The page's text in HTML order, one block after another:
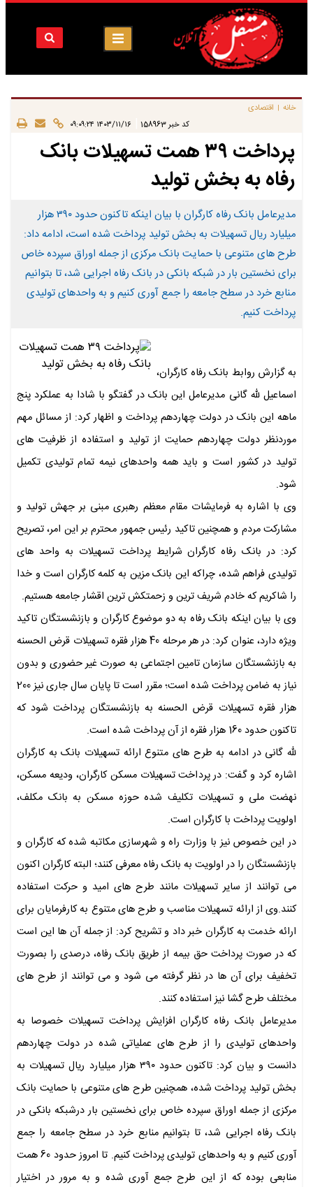
خانه | اقتصادی
کد خبر 158963 ۱۴۰۳/۱۱/۱۶ ۰۹:۰۹:۲۴
پرداخت ۳۹ همت تسهیلات بانک
رفاه به بخش تولید
مدیرعامل بانک رفاه کارگران با بیان اینکه تاکنون حدود ۳۹۰ هزار
میلیارد ریال تسهیلات به بخش تولید پرداخت شده است، ادامه داد:‌
طرح های متنوعی با حمایت بانک مرکزی از جمله اوراق سپرده خاص
برای نخستین بار در شبکه بانکی در بانک رفاه اجرایی شد، تا بتوانیم
منابع خرد در سطح جامعه را جمع آوری کنیم و به واحدهای تولیدی
پرداخت کنیم.
به گزارش روابط بانک رفاه کارگران،
اسماعیل لله گانی مدیرعامل این بانک در گفتگو با شادا به عملکرد پنج
ماهه این بانک در دولت چهاردهم پرداخت و اظهار کرد: از مسائل مهم
موردنظر دولت چهاردهم حمایت از تولید و استفاده از ظرفیت های
تولید در کشور است و باید همه واحدهای نیمه تمام تولیدی تکمیل
شود.
وی با اشاره به فرمایشات مقام معظم رهبری مبنی بر جهش تولید و
مشارکت مردم و همچنین تاکید رئیس جمهور محترم بر این امر، تصریح
کرد: در بانک رفاه کارگران شرایط پرداخت تسهیلات به واحد های
تولیدی فراهم شده، چراکه این بانک مزین به کلمه کارگران است و خدا
را شاکریم که خادم شریف ترین و زحمتکش ترین اقشار جامعه هستیم.
وی با بیان اینکه بانک رفاه به دو موضوع کارگران و بازنشستگان تاکید
ویژه دارد، عنوان کرد: در هر مرحله 40 هزار فقره تسهیلات قرض الحسنه
به بازنشستگان سازمان تامین اجتماعی به صورت غیر حضوری و بدون
نیاز به ضامن پرداخت شده است؛ مقرر است تا پایان سال جاری نیز 200
هزار فقره تسهیلات قرض الحسنه به بازنشستگان پرداخت شود که
تاکنون حدود 160 هزار فقره از آن پرداخت شده است.
لله گانی در ادامه به طرح های متنوع ارائه تسهیلات بانک به کارگران
اشاره کرد و گفت: در پرداخت تسهیلات مسکن کارگران، ودیعه مسکن،
نهضت ملی و تسهیلات تکلیف شده حوزه مسکن به بانک مکلف،
اولویت پرداخت با کارگران است.
در این خصوص نیز با وزارت راه و شهرسازی مکاتبه شده که کارگران و
بازنشستگان را در اولویت به بانک رفاه معرفی کنند؛ البته کارگران اکنون
می توانند از سایر تسهیلات مانند طرح های امید و حرکت استفاده
کنند.وی از ارائه تسهیلات مناسب و طرح های متنوع به کارفرمایان برای
ارائه خدمت به کارگران خبر داد و تشریح کرد: از جمله آن ها این است
که در صورت پرداخت حق بیمه از طریق بانک رفاه، درصدی را بصورت
تخفیف برای آن ها در نظر گرفته می شود و می توانند از طرح های
مختلف طرح گشا نیز استفاده کنند.
مدیرعامل بانک رفاه کارگران افزایش پرداخت تسهیلات خصوصا به
واحدهای تولیدی را از طرح های عملیاتی شده در دولت چهاردهم
دانست و بیان کرد: تاکنون حدود ۳۹۰ هزار میلیارد ریال تسهیلات به
بخش تولید پرداخت شده، همچنین طرح های متنوعی با حمایت بانک
مرکزی از جمله اوراق سپرده خاص برای نخستین بار درشبکه بانکی در
بانک رفاه اجرایی شد، تا بتوانیم منابع خرد در سطح جامعه را جمع
آوری کنیم و به واحدهای تولیدی پرداخت کنیم. تا امروز حدود 60 همت
منابعی بوده که از این طرح جمع آوری شده و به مرور در اختیار